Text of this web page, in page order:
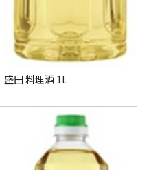
盛田 料理酒 1L